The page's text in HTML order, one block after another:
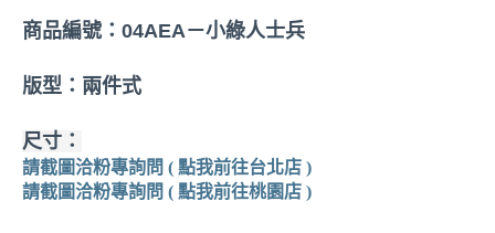
商品編號： 04AEA－小綠人士兵
版型：兩件式
尺寸：
請截圖洽粉專詢問 ( 點我前往台北店 )
請截圖洽粉專詢問 ( 點我前往桃園店 )